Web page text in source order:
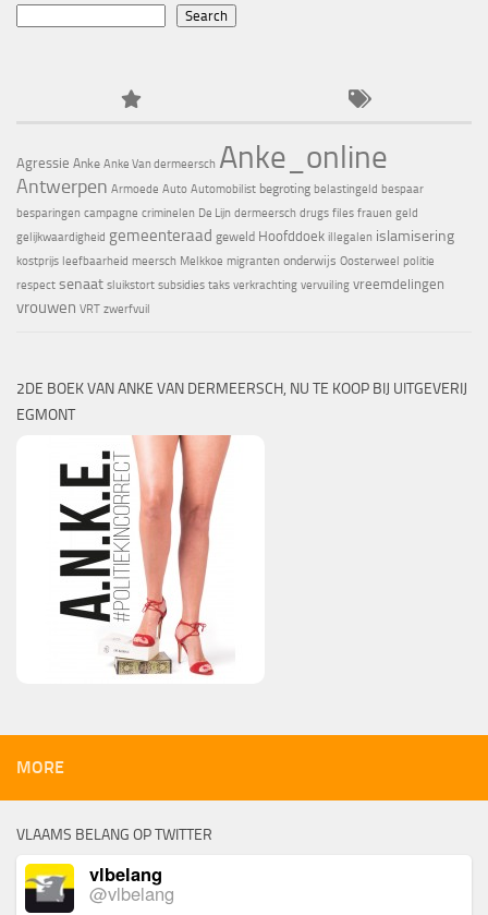
Search
Agressie Anke Anke Van dermeersch Anke_online
Antwerpen Armoede Auto Automobilist begroting belastingeld bespaar
besparingen campagne criminelen De Lijn dermeersch drugs files frauen geld
gelijkwaardigheid gemeenteraad geweld Hoofddoek illegalen islamisering
kostprijs leefbaarheid meersch Melkkoe migranten onderwijs Oosterweel politie
respect senaat sluikstort subsidies taks verkrachting vervuiling vreemdelingen
vrouwen VRT zwerfvuil
2DE BOEK VAN ANKE VAN DERMEERSCH, NU TE KOOP BIJ UITGEVERIJ
EGMONT
MORE
VLAAMS BELANG OP TWITTER
vlbelang
@vlbelang